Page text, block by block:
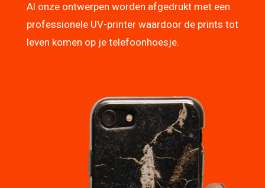
Al onze ontwerpen worden afgedrukt met een
professionele UV-printer waardoor de prints tot
leven komen op je telefoonhoesje.